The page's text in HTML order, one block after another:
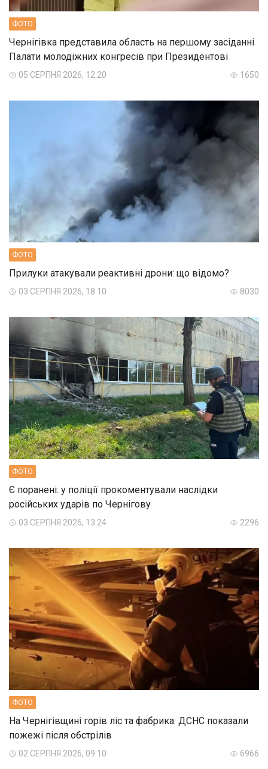
ФОТО
Чернігівка представила область на першому засіданні
Палати молодіжних конгресів при Президентові
05 СЕРПНЯ 2026, 12:20 1650
ФОТО
Прилуки атакували реактивні дрони: що відомо?
03 СЕРПНЯ 2026, 18:10 8030
ФОТО
Є поранені: у поліції прокоментували наслідки
російських ударів по Чернігову
03 СЕРПНЯ 2026, 13:24 2296
ФОТО
На Чернігівщині горів ліс та фабрика: ДСНС показали
пожежі після обстрілів
02 СЕРПНЯ 2026, 09:10 6966